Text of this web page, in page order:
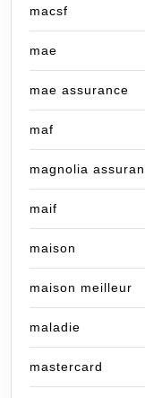
macsf
mae
mae assurance
maf
magnolia
maif
maison
maison meilleur
maladie
mastercard